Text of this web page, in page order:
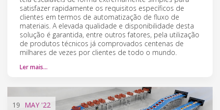
satisfazer rapidamente os requisitos específicos de
clientes em termos de automatização de fluxo de
materiais. A elevada qualidade e disponibilidade desta
solução é garantida, entre outros fatores, pela utilização
de produtos técnicos já comprovados centenas de
milhares de vezes por clientes de todo o mundo.
Ler mais…
19 MAY '22